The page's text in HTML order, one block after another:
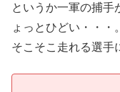
というか一軍の捕手
ょっとひどい・・・。
そこそこ走れる選手